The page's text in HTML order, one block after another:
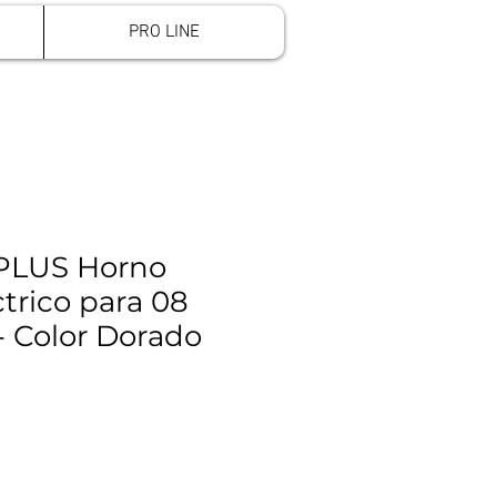
PRO LINE
Iniciar sesión
Horno
para 08
Color Dorado